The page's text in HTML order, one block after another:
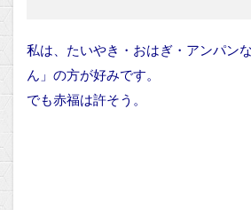
私は、たいやき・おはぎ・アンパン
ん」の方が好みです。
でも赤福は許そう。